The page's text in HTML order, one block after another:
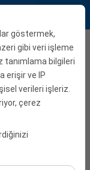
göstermek,
gibi veri işleme
tanımlama bilgileri
erişir ve IP
verileri işleriz.
çerez